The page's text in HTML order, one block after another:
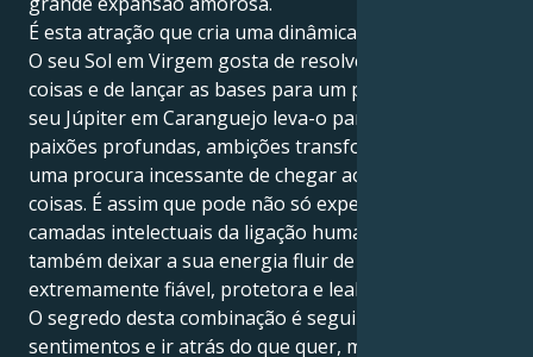
É esta atração que cria uma dinâmica bela e estranha.
O seu Sol em Virgem gosta de resolver todas as
coisas e de lançar as bases para um parceiro. Mas o
seu Júpiter em Caranguejo leva-o para um mundo de
paixões profundas, ambições transformadoras e
uma procura incessante de chegar ao âmago das
coisas. É assim que pode não só experimentar as
camadas intelectuais da ligação humana, mas
também deixar a sua energia fluir de uma forma
extremamente fiável, protetora e leal.
O segredo desta combinação é seguir esses
sentimentos e ir atrás do que quer, mas de forma